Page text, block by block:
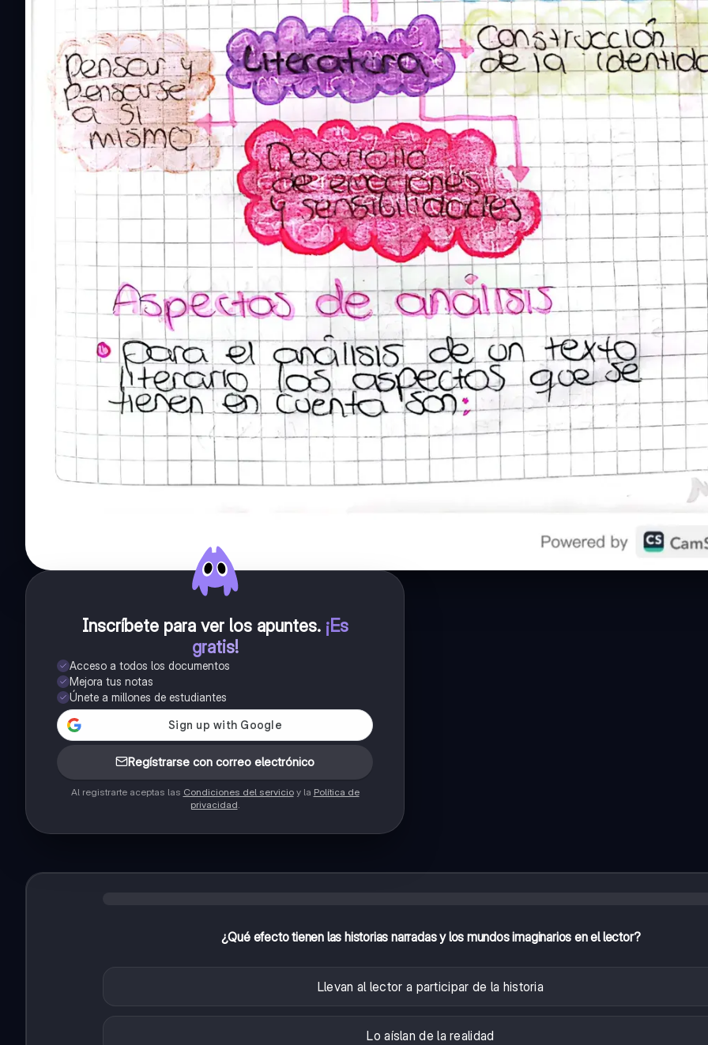
Inscríbete para ver los apuntes. ¡Es
gratis!
Acceso a todos los documentos
Mejora tus notas
Únete a millones de estudiantes
Regístrarse con correo electrónico
Al registrarte aceptas las Condiciones del servicioy la Política de
privacidad.
¿Qué efecto tienen las historias narradas y los mundos imaginarios en el lector?
Llevan al lector a participar de la historia
Lo aíslan de la realidad